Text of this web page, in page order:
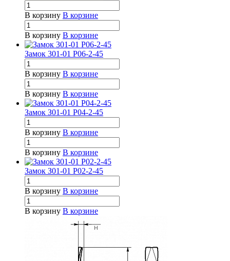
В корзину В корзине
В корзину В корзине
Замок 301-01 Р06-2-45
В корзину В корзине
В корзину В корзине
Замок З01-01 Р04-2-45
В корзину В корзине
В корзину В корзине
Замок З01-01 Р02-2-45
В корзину В корзине
В корзину В корзине